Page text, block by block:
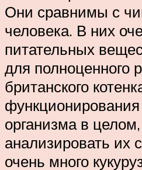
Они сравнимы с
человека. В них
питательных
для полноценного
британского
функционирования
организма в
анализировать их
очень много